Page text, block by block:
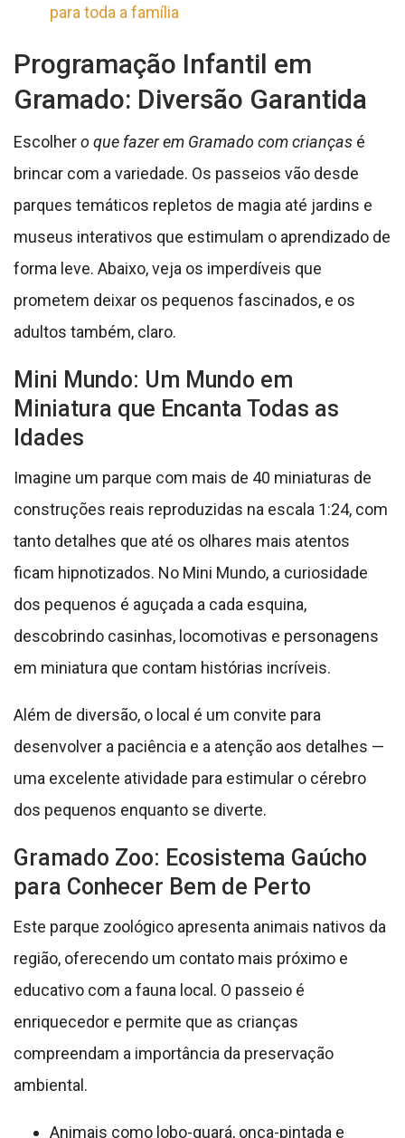
para toda a família
Programação Infantil em
Gramado: Diversão Garantida
Escolhero que fazer em Gramado com crianças é
brincar com a variedade. Os passeios vão desde
parques temáticos repletos de magia até jardins e
museus interativos que estimulam o aprendizado de
forma leve. Abaixo, veja os imperdíveis que
prometem deixar os pequenos fascinados, e os
adultos também, claro.
Mini Mundo: Um Mundo em
Miniatura que Encanta Todas as
Idades
Imagine um parque com mais de 40 miniaturas de
construções reais reproduzidas na escala 1:24, com
tanto detalhes que até os olhares mais atentos
ficam hipnotizados. No Mini Mundo, a curiosidade
dos pequenos é aguçada a cada esquina,
descobrindo casinhas, locomotivas e personagens
em miniatura que contam histórias incríveis.
Além de diversão, o local é um convite para
desenvolver a paciência e a atenção aos detalhes —
uma excelente atividade para estimular o cérebro
dos pequenos enquanto se diverte.
Gramado Zoo: Ecosistema Gaúcho
para Conhecer Bem de Perto
Este parque zoológico apresenta animais nativos da
região, oferecendo um contato mais próximo e
educativo com a fauna local. O passeio é
enriquecedor e permite que as crianças
compreendam a importância da preservação
ambiental.
Animais como lobo-guará, onça-pintada e